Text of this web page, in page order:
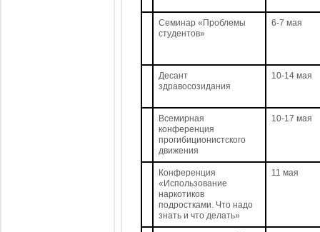
Семинар «Проблемы
студентов»
6-7 мая
Десант
здравосозидания
10-14 мая
Всемирная
конференция
прогибиционистского
движения
10-17 мая
Конференция
«Использование
наркотиков
подростками. Что надо
знать и что делать»
11 мая